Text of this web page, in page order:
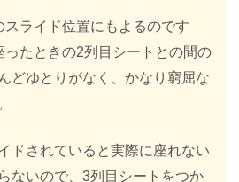
ライド位置にもよるのです
ったときの2列目シートとの間の
どゆとりがなく、かなり窮屈な
ドされていると実際に座れない
ないので、3列目シートをつか